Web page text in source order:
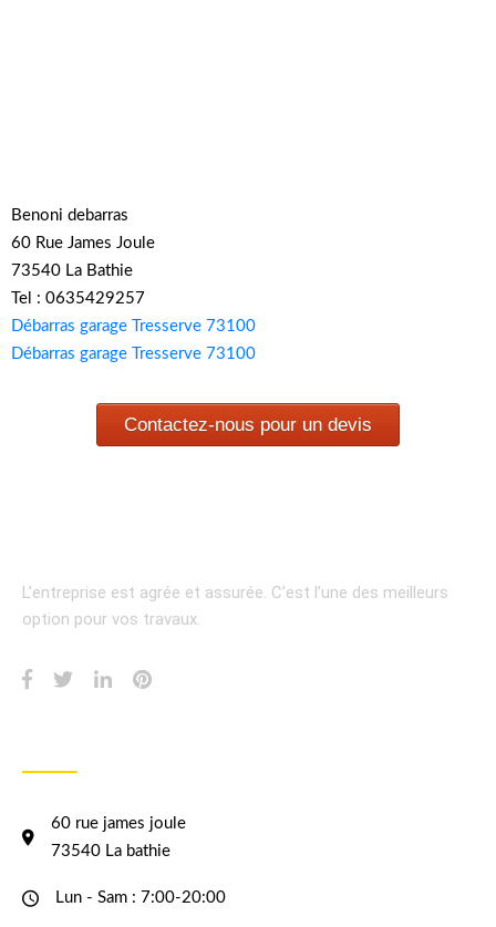
Benoni debarras
60 Rue James Joule
73540 La Bathie
Tel : 0635429257
Débarras garage Tresserve 73100
Débarras garage Tresserve 73100
Contactez-nous pour un devis
L’entreprise est agrée et assurée. C’est l’une des meilleurs
option pour vos travaux.
60 rue james joule
73540 La bathie
Lun - Sam : 7:00-20:00